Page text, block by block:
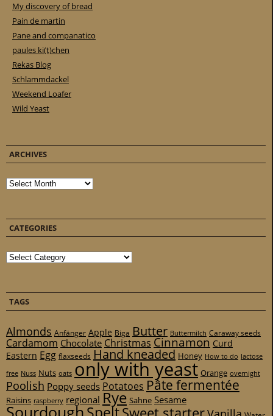
My discovery of bread
Pain de martin
Pane and companatico
paules ki(t)chen
Rekas Blog
Schlammdackel
Weekend Loafer
Wild Yeast
ARCHIVES
Archives
CATEGORIES
Categories
TAGS
Almonds Anfänger Apple Biga Butter Buttermilch Caraway seeds
Cardamom Chocolate Christmas Cinnamon Curd
Eastern Egg flaxseeds Hand kneaded Honey How to do lactose
free Nuss Nuts oats only with yeast Orange overnight
Poolish Poppy seeds Potatoes Pâte fermentée
Raisins raspberry regional Rye Sahne Sesame